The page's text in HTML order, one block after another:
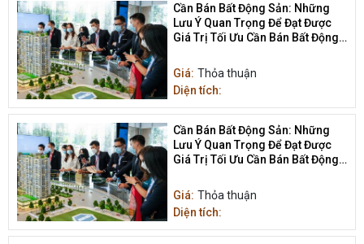
Cần Bán Bất Động Sản: Những
Lưu Ý Quan Trọng Để Đạt Được
Giá Trị Tối Ưu Cần Bán Bất Động
Giá: Thỏa thuận
Diện tích:
Cần Bán Bất Động Sản: Những
Lưu Ý Quan Trọng Để Đạt Được
Giá Trị Tối Ưu Cần Bán Bất Động
Giá: Thỏa thuận
Diện tích: